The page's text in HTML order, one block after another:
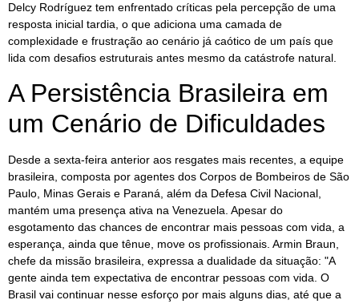
Delcy Rodríguez tem enfrentado críticas pela percepção de uma
resposta inicial tardia, o que adiciona uma camada de
complexidade e frustração ao cenário já caótico de um país que
lida com desafios estruturais antes mesmo da catástrofe natural.
A Persistência Brasileira em
um Cenário de Dificuldades
Desde a sexta-feira anterior aos resgates mais recentes, a equipe
brasileira, composta por agentes dos Corpos de Bombeiros de São
Paulo, Minas Gerais e Paraná, além da Defesa Civil Nacional,
mantém uma presença ativa na Venezuela. Apesar do
esgotamento das chances de encontrar mais pessoas com vida, a
esperança, ainda que tênue, move os profissionais. Armin Braun,
chefe da missão brasileira, expressa a dualidade da situação: "A
gente ainda tem expectativa de encontrar pessoas com vida. O
Brasil vai continuar nesse esforço por mais alguns dias, até que a